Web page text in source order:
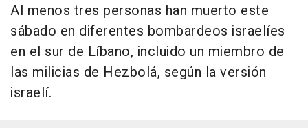
Al menos tres personas han muerto este
sábado en diferentes bombardeos israelíes
en el sur de Líbano, incluido un miembro de
las milicias de Hezbolá, según la versión
israelí.